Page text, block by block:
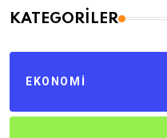
KATEGORILER
EKONOMI